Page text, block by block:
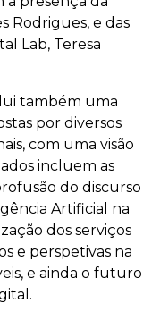
Rodrigues, e das
Lab, Teresa
também uma
por diversos
com uma visão
incluem as
do discurso
Artificial na
dos serviços
e perspetivas na
e ainda o futuro